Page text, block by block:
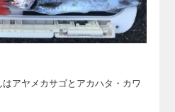
はアヤメカサゴとアカハタ・カワ